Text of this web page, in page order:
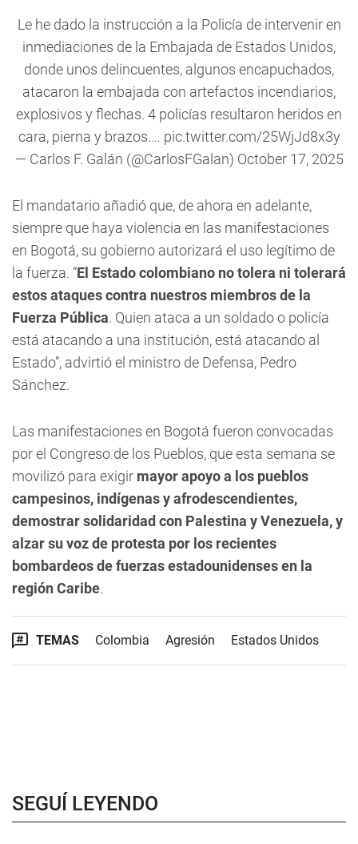
Le he dado la instrucción a la Policía de intervenir en
inmediaciones de la Embajada de Estados Unidos,
donde unos delincuentes, algunos encapuchados,
atacaron la embajada con artefactos incendiarios,
explosivos y flechas. 4 policías resultaron heridos en
cara, pierna y brazos.… pic.twitter.com/25WjJd8x3y
— Carlos F. Galán (@CarlosFGalan) October 17, 2025
El mandatario añadió que, de ahora en adelante,
siempre que haya violencia en las manifestaciones
en Bogotá, su gobierno autorizará el uso legítimo de
la fuerza. “El Estado colombiano no tolera ni tolerará
estos ataques contra nuestros miembros de la
Fuerza Pública. Quien ataca a un soldado o policía
está atacando a una institución, está atacando al
Estado”, advirtió el ministro de Defensa, Pedro
Sánchez.
Las manifestaciones en Bogotá fueron convocadas
por el Congreso de los Pueblos, que esta semana se
movilizó para exigir mayor apoyo a los pueblos
campesinos, indígenas y afrodescendientes,
demostrar solidaridad con Palestina y Venezuela, y
alzar su voz de protesta por los recientes
bombardeos de fuerzas estadounidenses en la
región Caribe.
TEMAS Colombia Agresión Estados Unidos
SEGUÍ LEYENDO